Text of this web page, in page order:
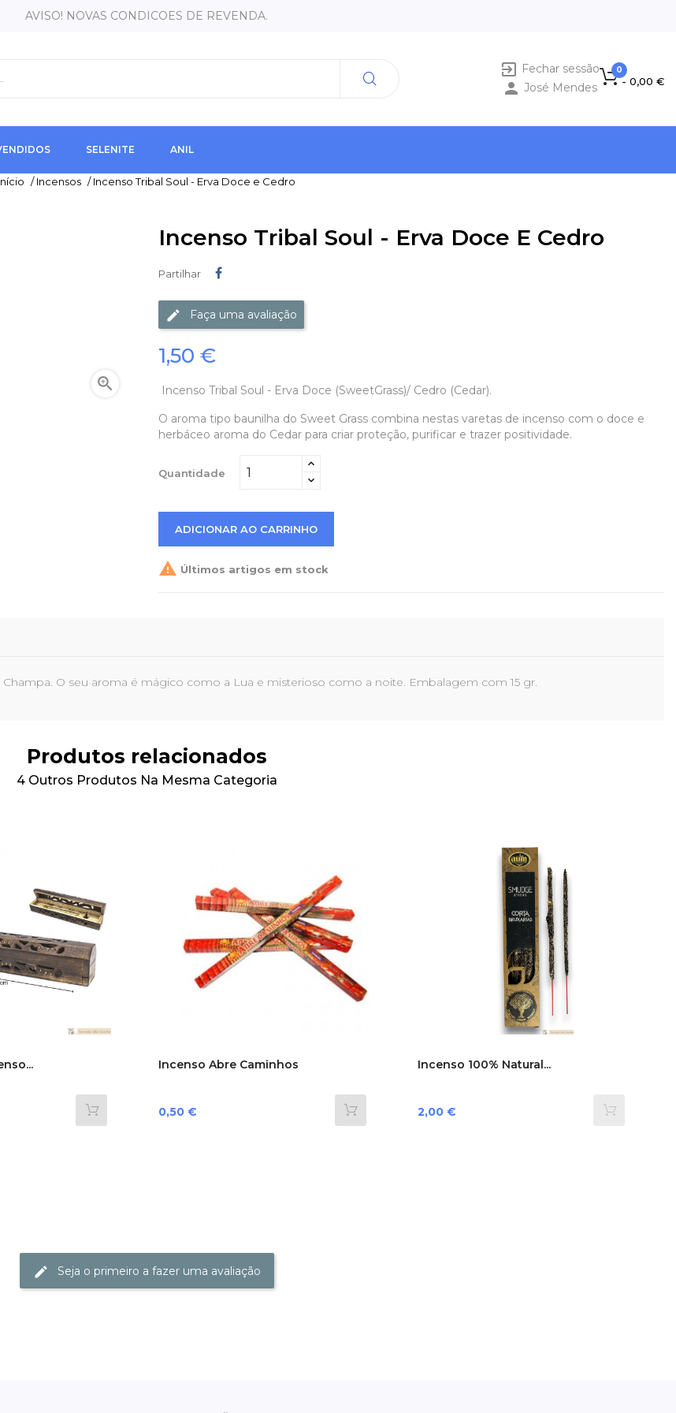
AVISO! NOVAS CONDICOES DE REVENDA.
0
- 0,00 €
 Fechar sessão
 José Mendes
SELENITE ANIL
/ Incensos / Incenso Tribal Soul - Erva Doce e Cedro

Incenso Tribal Soul - Erva Doce E Cedro
Partilhar
Faça uma avaliação
1,50 €
Incenso Tribal Soul - Erva Doce (SweetGrass)/ Cedro (Cedar).
O aroma tipo baunilha do Sweet Grass combina nestas varetas de incenso com o doce e
herbáceo aroma do Cedar para criar proteção, purificar e trazer positividade.
Quantidade
ADICIONAR AO CARRINHO
 Últimos artigos em stock
O seu aroma é mágico como a Lua e misterioso como a noite. Embalagem com 15 gr.
Produtos relacionados
4 Outros Produtos Na Mesma Categoria
Incenso Abre Caminhos
Preço
0,50 €
Incenso 100% Natural...
Preço
2,00 €
Seja o primeiro a fazer uma avaliação